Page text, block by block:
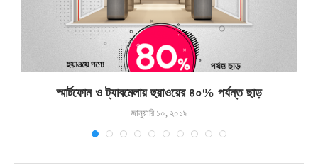
স্মার্টফোন ও ট্যাবমেলায় হুয়াওয়ের ৪০% পর্যন্ত ছাড়
জানুয়ারি ১০, ২০১৯